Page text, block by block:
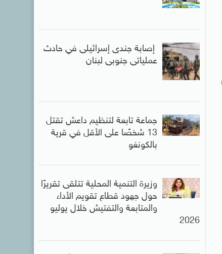
إصابة جندى إسرائيلى في حادث
عملياتى جنوبى لبنان
جماعة تابعة لتنظيم داعش تقتل
13 شخصًا على الأقل في قرية
بالكونغو
وزيرة التنمية المحلية تتلقى تقريرًا
حول جهود قطاع تقويم الأداء
والمتابعة والتفتيش خلال يوليو
2026